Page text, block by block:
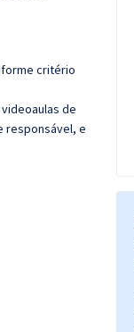
critério
de
responsável, e